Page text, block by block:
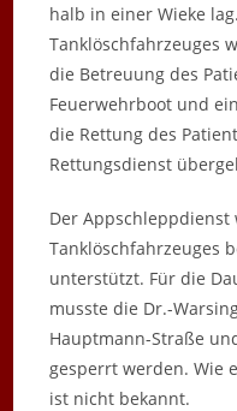
halb in einer Wieke
Tanklöschfahrzeuges
die Betreuung des
Feuerwehrboot und
die Rettung des
Rettungsdienst
Der Appschleppdienst
Tanklöschfahrzeuges
unterstützt. Für die
musste die Dr.-
Hauptmann-Straße
gesperrt werden. Wie
ist nicht bekannt.